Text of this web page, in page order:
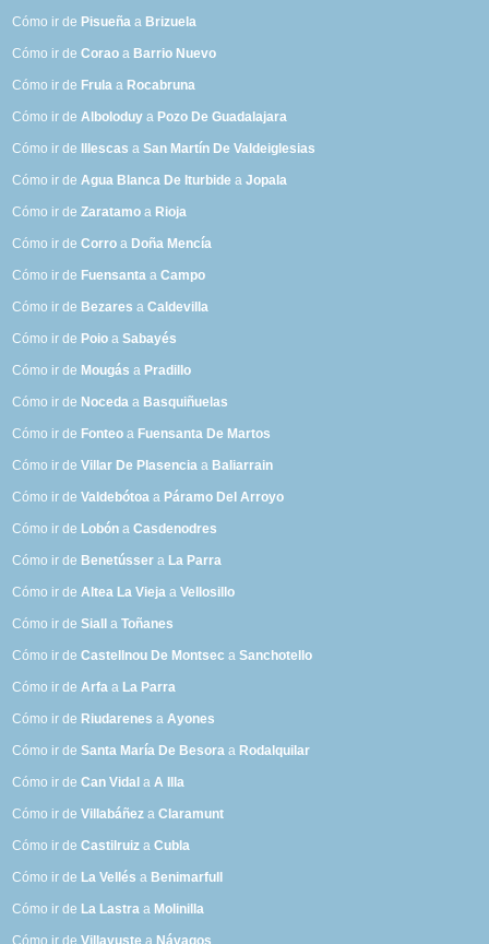
Cómo ir de Pisueña a Brizuela
Cómo ir deCorao a Barrio Nuevo
Cómo ir de Frula a Rocabruna
Cómo ir deAlboloduy a Pozo De Guadalajara
Cómo ir de Illescas aSan Martín De Valdeiglesias
Cómo ir deAgua Blanca De Iturbide aJopala
Cómo ir deZaratamo a Rioja
Cómo ir deCorro a Doña Mencía
Cómo ir de Fuensanta aCampo
Cómo ir de Bezares aCaldevilla
Cómo ir de Poio aSabayés
Cómo ir de Mougás a Pradillo
Cómo ir de Noceda a Basquiñuelas
Cómo ir de Fonteo a Fuensanta De Martos
Cómo ir deVillar De Plasencia a Baliarrain
Cómo ir deValdebótoa a Páramo Del Arroyo
Cómo ir de Lobón aCasdenodres
Cómo ir de Benetússer a La Parra
Cómo ir deAltea La Vieja aVellosillo
Cómo ir deSiall aToñanes
Cómo ir deCastellnou De Montsec aSanchotello
Cómo ir deArfa a La Parra
Cómo ir de Riudarenes aAyones
Cómo ir deSanta María De Besora a Rodalquilar
Cómo ir deCan Vidal aA Illa
Cómo ir deVillabáñez aClaramunt
Cómo ir deCastilruiz aCubla
Cómo ir de La Vellés a Benimarfull
Cómo ir de La Lastra a Molinilla